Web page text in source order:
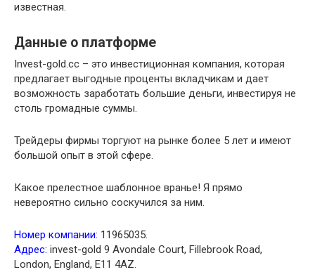
известная.
Данные о платформе
Invest-gold.cc – это инвестиционная компания, которая
предлагает выгодные проценты вкладчикам и дает
возможность заработать большие деньги, инвестируя не
столь громадные суммы.
Трейдеры фирмы торгуют на рынке более 5 лет и имеют
большой опыт в этой сфере.
Какое прелестное шаблонное вранье! Я прямо
невероятно сильно соскучился за ним.
Номер компании: 11965035.
Адрес: invest-gold 9 Avondale Court, Fillebrook Road,
London, England, E11 4AZ.